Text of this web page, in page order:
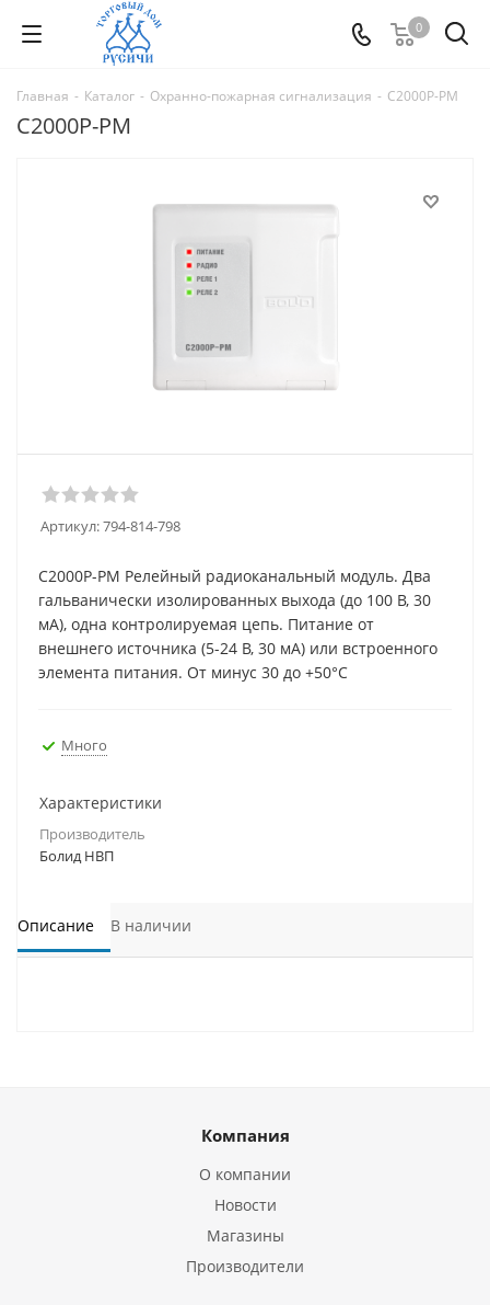
0
Главная - Каталог - Охранно-пожарная сигнализация - С2000Р-РМ
С2000Р-РМ
Артикул:794-814-798
С2000Р-РМ Релейный радиоканальный модуль. Два
гальванически изолированных выхода (до 100 В, 30
мА), одна контролируемая цепь. Питание от
внешнего источника (5-24 В, 30 мА) или встроенного
элемента питания. От минус 30 до +50°С
Много
Характеристики
Производитель
Болид НВП
Описание В наличии
Компания
О компании
Новости
Магазины
Производители